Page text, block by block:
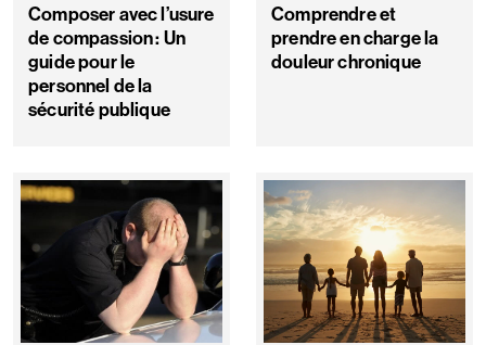
Composer avec l’usure
de compassion : Un
guide pour le
personnel de la
sécurité publique
Comprendre et
prendre en charge la
douleur chronique